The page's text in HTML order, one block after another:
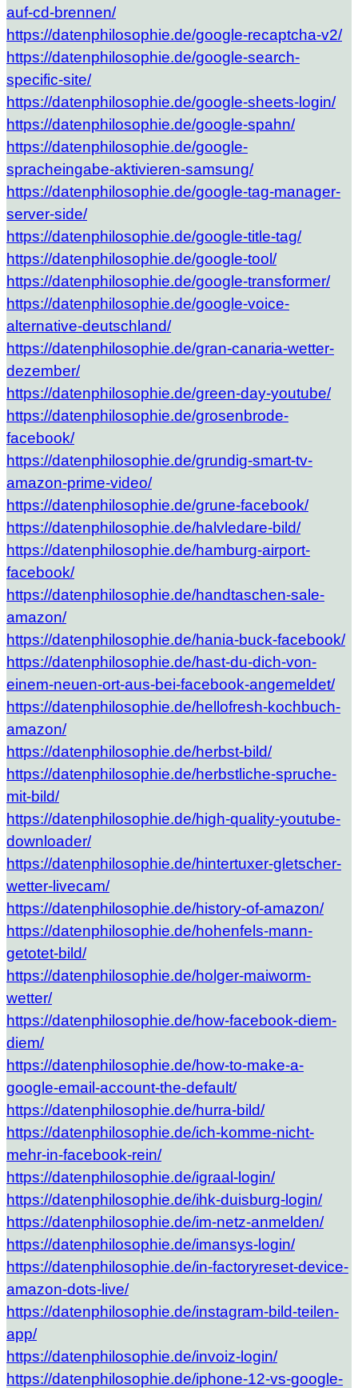
auf-cd-brennen/
https://datenphilosophie.de/google-recaptcha-v2/
https://datenphilosophie.de/google-search-
specific-site/
https://datenphilosophie.de/google-sheets-login/
https://datenphilosophie.de/google-spahn/
https://datenphilosophie.de/google-
spracheingabe-aktivieren-samsung/
https://datenphilosophie.de/google-tag-manager-
server-side/
https://datenphilosophie.de/google-title-tag/
https://datenphilosophie.de/google-tool/
https://datenphilosophie.de/google-transformer/
https://datenphilosophie.de/google-voice-
alternative-deutschland/
https://datenphilosophie.de/gran-canaria-wetter-
dezember/
https://datenphilosophie.de/green-day-youtube/
https://datenphilosophie.de/grosenbrode-
facebook/
https://datenphilosophie.de/grundig-smart-tv-
amazon-prime-video/
https://datenphilosophie.de/grune-facebook/
https://datenphilosophie.de/halvledare-bild/
https://datenphilosophie.de/hamburg-airport-
facebook/
https://datenphilosophie.de/handtaschen-sale-
amazon/
https://datenphilosophie.de/hania-buck-facebook/
https://datenphilosophie.de/hast-du-dich-von-
einem-neuen-ort-aus-bei-facebook-angemeldet/
https://datenphilosophie.de/hellofresh-kochbuch-
amazon/
https://datenphilosophie.de/herbst-bild/
https://datenphilosophie.de/herbstliche-spruche-
mit-bild/
https://datenphilosophie.de/high-quality-youtube-
downloader/
https://datenphilosophie.de/hintertuxer-gletscher-
wetter-livecam/
https://datenphilosophie.de/history-of-amazon/
https://datenphilosophie.de/hohenfels-mann-
getotet-bild/
https://datenphilosophie.de/holger-maiworm-
wetter/
https://datenphilosophie.de/how-facebook-diem-
diem/
https://datenphilosophie.de/how-to-make-a-
google-email-account-the-default/
https://datenphilosophie.de/hurra-bild/
https://datenphilosophie.de/ich-komme-nicht-
mehr-in-facebook-rein/
https://datenphilosophie.de/igraal-login/
https://datenphilosophie.de/ihk-duisburg-login/
https://datenphilosophie.de/im-netz-anmelden/
https://datenphilosophie.de/imansys-login/
https://datenphilosophie.de/in-factoryreset-device-
amazon-dots-live/
https://datenphilosophie.de/instagram-bild-teilen-
app/
https://datenphilosophie.de/invoiz-login/
https://datenphilosophie.de/iphone-12-vs-google-